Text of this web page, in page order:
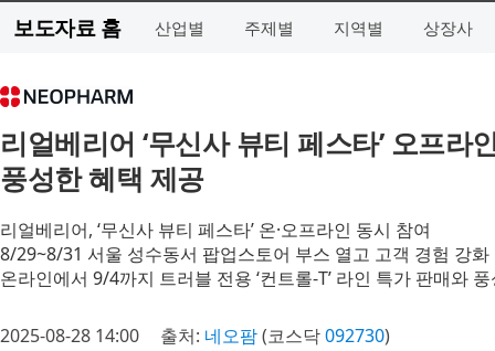
보도자료 홈 산업별 주제별 지역별 상장사
리얼베리어 ‘무신사 뷰티 페스타’ 오프
풍성한 혜택 제공
리얼베리어, ‘무신사 뷰티 페스타’ 온·오프라인 동시 참여
8/29~8/31 서울 성수동서 팝업스토어 부스 열고 고객 경험 강화
온라인에서 9/4까지 트러블 전용 ‘컨트롤-T’ 라인 특가 판매와
2025-08-28 14:00 출처: 네오팜(코스닥092730)